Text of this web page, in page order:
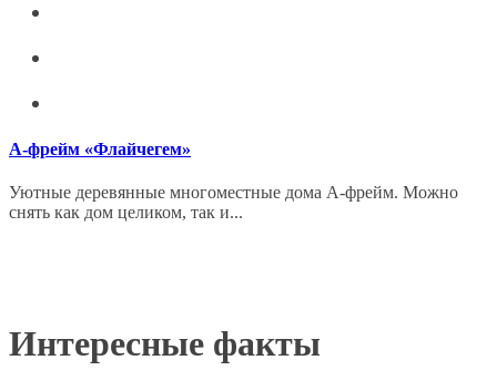
А-фрейм «Флайчегем»
Уютные деревянные многоместные дома А-фрейм. Можно
снять как дом целиком, так и...
Интересные факты